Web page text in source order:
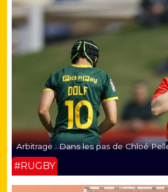
Arbitrage : Dans les pas de Chloé
#RUGBY